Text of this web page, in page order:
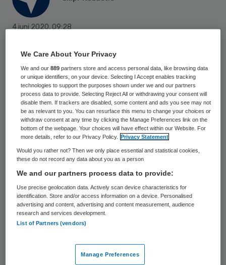
4 juni 2020,09:28
Fred Paling gaat op 21 september aan de
slag als voorzitter van de raad van bestuur
van GGZ inGeest in Amsterdam. Hij volgt
hiermee Rinus van Riel op, die deze rol sinds
september 2018 ad interim invult.
Paling is momenteelbestuursvoorzitter van
het UWV,een functie die hij sinds 2018
bekleedt. Eerder was hij jarenlang
divisiedirecteur en lid van de raad van
bestuur bij het UWV. Daarnaast is Paling
Nederlandse Stichting voor het
We Care About Your Privacy
We and our889 partners store and access personal data, like browsing data
or unique identifiers, on your device. Selecting I Accept enables tracking
technologies to support the purposes shown under we and our partners
process data to provide. Selecting Reject All or withdrawing your consent will
disable them. If trackers are disabled, some content and ads you see may not
be as relevant to you. You can resurface this menu to change your choices or
withdraw consent at any time by clicking the Manage Preferences link on the
bottom of the webpage. Your choices will have effect within our Website. For
more details, refer to our Privacy Policy.
Privacy Statement
Would you rather not? Then we only place essential and statistical cookies,
these do not record any data about you as a person
We and our partners process data to provide:
Use precise geolocation data. Actively scan device characteristics for
identification. Store and/or access information on a device. Personalised
advertising and content, advertising and content measurement, audience
research and services development.
List of Partners (vendors)
Manage Preferences